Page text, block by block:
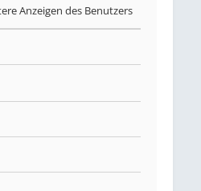
Anzeigen des Benutzers